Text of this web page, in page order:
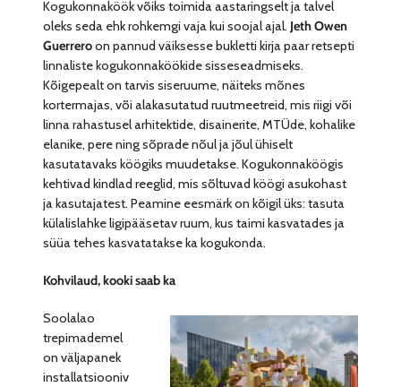
Kogukonnaköök võiks toimida aastaringselt ja talvel
oleks seda ehk rohkemgi vaja kui soojal ajal. Jeth Owen
Guerreroon pannud väiksesse bukletti kirja paar retsepti
linnaliste kogukonnaköökide sisseseadmiseks.
Kõigepealt on tarvis siseruume, näiteks mõnes
kortermajas, või alakasutatud ruutmeetreid, mis riigi või
linna rahastusel arhitektide, disainerite, MTÜde, kohalike
elanike, pere ning sõprade nõul ja jõul ühiselt
kasutatavaks köögiks muudetakse. Kogukonnaköögis
kehtivad kindlad reeglid, mis sõltuvad köögi asukohast
ja kasutajatest. Peamine eesmärk on kõigil üks: tasuta
külalislahke ligipääsetav ruum, kus taimi kasvatades ja
süüa tehes kasvatatakse ka kogukonda.
Kohvilaud, kooki saab ka
Soolalao
trepimademel
on väljapanek
installatsiooniv